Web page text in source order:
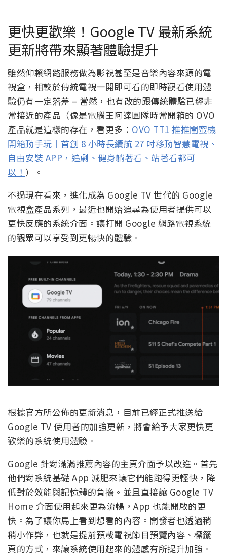
更快更歡樂！Google TV 最新系統
更新將帶來顯著體驗提升
雖然仰賴網路服務做為影視甚至是音樂內容來源的電
視盒，相較於傳統電視一開即可看的即時觀看使用體
驗仍有一定落差 – 當然，也有改的跟傳統體驗已經非
常接近的產品（像是電腦王阿達團隊時常開箱的 OVO
產品就是這樣的存在，看更多： OVO TT1 推推閨蜜機
開箱動手玩｜首創 8 小時長續航 27 吋移動智慧電視、
自由安裝 APP，追劇、健身躺著看、站著看都可
以！ ）。
不過現在看來，進化成為 Google TV 世代的 Google
電視盒產品系列，最近也開始追尋為使用者提供可以
更快反應的系統介面。讓打開 Google 網路電視系統
的觀眾可以享受到更暢快的體驗。
根據官方所公佈的更新消息，目前已經正式推送給
Google TV 使用者的加強更新，將會給予大家更快更
歡樂的系統使用體驗。
Google 針對滿滿推薦內容的主頁介面予以改進。首先
他們對系統基礎 App 減肥來讓它們能跑得更輕快，降
低對於效能與記憶體的負擔。並且直接讓 Google TV
Home 介面使用起來更為流暢，App 也能開啟的更
快。為了讓你馬上看到想看的內容。開發者也透過稍
稍小作弊，也就是提前預載電視節目預覽內容、標籤
頁的方式，來讓系統使用起來的體感有所提升加強。